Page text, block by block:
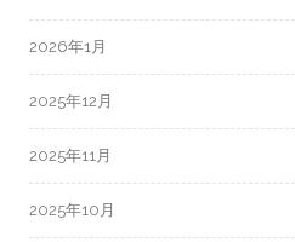
2026年1月
2025年12月
2025年11月
2025年10月